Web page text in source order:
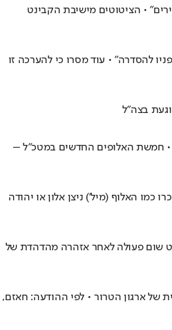
• הציטוטים מישיבת הקבינט
להסדרה" • עוד מסרו כי להערכה זו
• חמשת האלופים החדשים במטכ"ל –
כמו האלוף (מיל') ניצן אלון או יהודה
שום פעולה לאחר אזהרה מהדהדת של
של ארגון הטרור • לפי ההודעה: חאזם,